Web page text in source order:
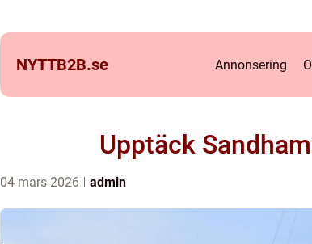
NYTTB2B.se Annonsering
Upptäck
04 mars 2026 admin